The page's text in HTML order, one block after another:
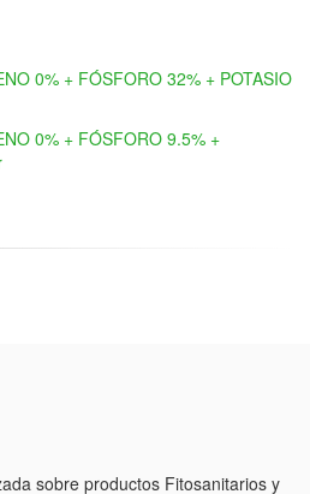
0% + FÓSFORO 32% + POTASIO
0% + FÓSFORO 9.5% +
sobre productos Fitosanitarios y